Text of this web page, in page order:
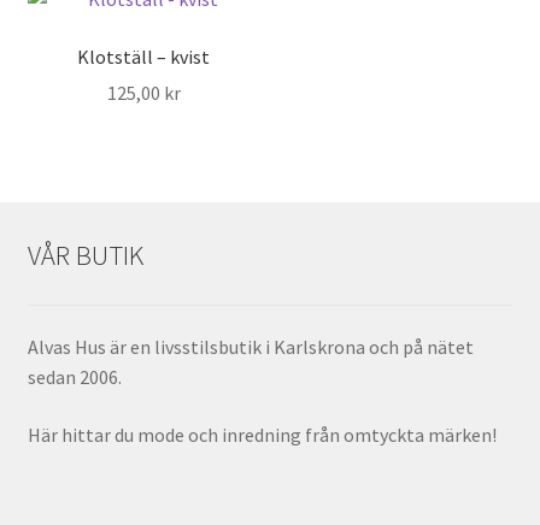
Klotställ – kvist
125,00 kr
VÅR BUTIK
Alvas Hus är en livsstilsbutik i Karlskrona och på nätet
sedan 2006.
Här hittar du mode och inredning från omtyckta märken!